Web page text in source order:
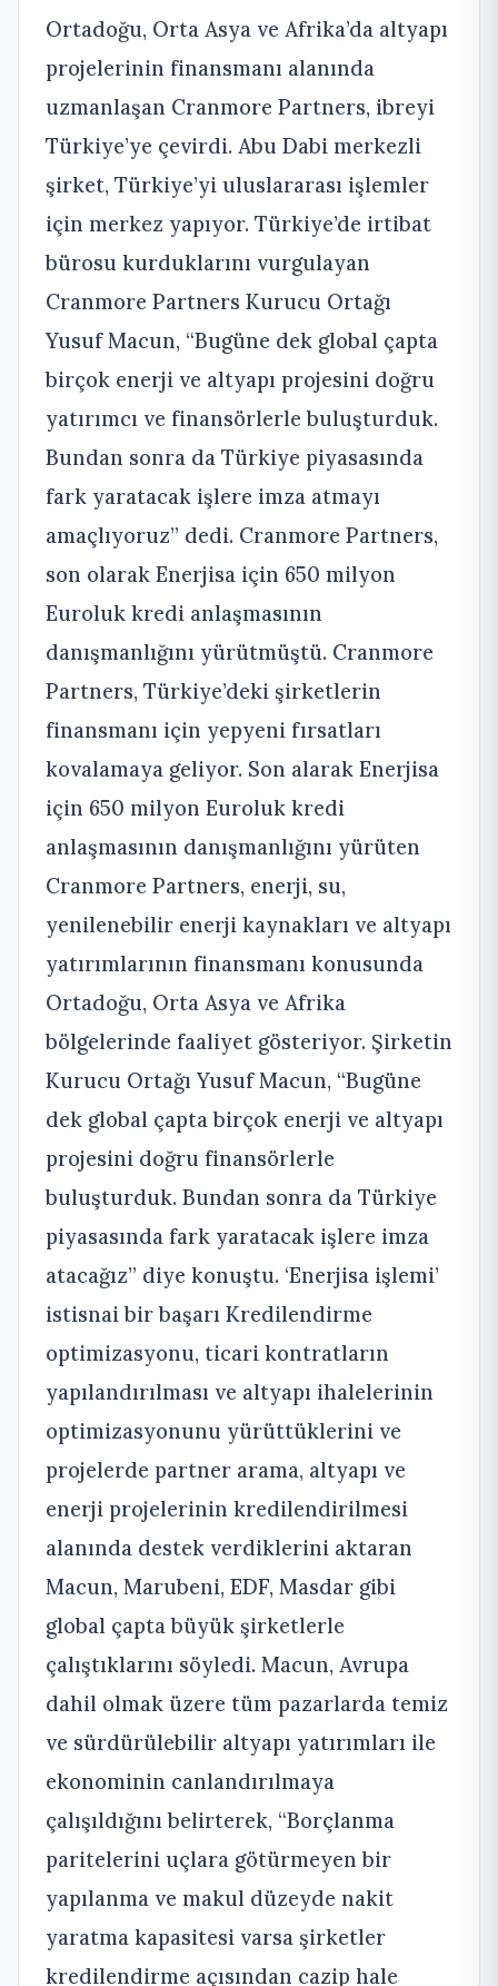
Ortadoğu, Orta Asya ve Afrika’da altyapı
projelerinin finansmanı alanında
uzmanlaşan Cranmore Partners, ibreyi
Türkiye’ye çevirdi. Abu Dabi merkezli
şirket, Türkiye’yi uluslararası işlemler
için merkez yapıyor. Türkiye’de irtibat
bürosu kurduklarını vurgulayan
Cranmore Partners Kurucu Ortağı
Yusuf Macun, “Bugüne dek global çapta
birçok enerji ve altyapı projesini doğru
yatırımcı ve finansörlerle buluşturduk.
Bundan sonra da Türkiye piyasasında
fark yaratacak işlere imza atmayı
amaçlıyoruz” dedi. Cranmore Partners,
son olarak Enerjisa için 650 milyon
Euroluk kredi anlaşmasının
danışmanlığını yürütmüştü. Cranmore
Partners, Türkiye’deki şirketlerin
finansmanı için yepyeni fırsatları
kovalamaya geliyor. Son alarak Enerjisa
için 650 milyon Euroluk kredi
anlaşmasının danışmanlığını yürüten
Cranmore Partners, enerji, su,
yenilenebilir enerji kaynakları ve altyapı
yatırımlarının finansmanı konusunda
Ortadoğu, Orta Asya ve Afrika
bölgelerinde faaliyet gösteriyor. Şirketin
Kurucu Ortağı Yusuf Macun, “Bugüne
dek global çapta birçok enerji ve altyapı
projesini doğru finansörlerle
buluşturduk. Bundan sonra da Türkiye
piyasasında fark yaratacak işlere imza
atacağız” diye konuştu. ‘Enerjisa işlemi’
istisnai bir başarı Kredilendirme
optimizasyonu, ticari kontratların
yapılandırılması ve altyapı ihalelerinin
optimizasyonunu yürüttüklerini ve
projelerde partner arama, altyapı ve
enerji projelerinin kredilendirilmesi
alanında destek verdiklerini aktaran
Macun, Marubeni, EDF, Masdar gibi
global çapta büyük şirketlerle
çalıştıklarını söyledi. Macun, Avrupa
dahil olmak üzere tüm pazarlarda temiz
ve sürdürülebilir altyapı yatırımları ile
ekonominin canlandırılmaya
çalışıldığını belirterek, “Borçlanma
paritelerini uçlara götürmeyen bir
yapılanma ve makul düzeyde nakit
yaratma kapasitesi varsa şirketler
kredilendirme açısından cazip hale